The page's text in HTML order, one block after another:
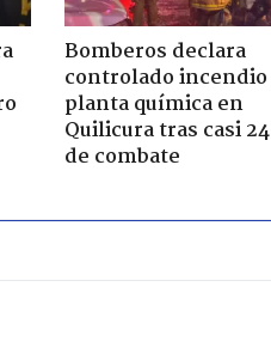
Bomberos declara
controlado
planta química en
Quilicura tras casi
de combate